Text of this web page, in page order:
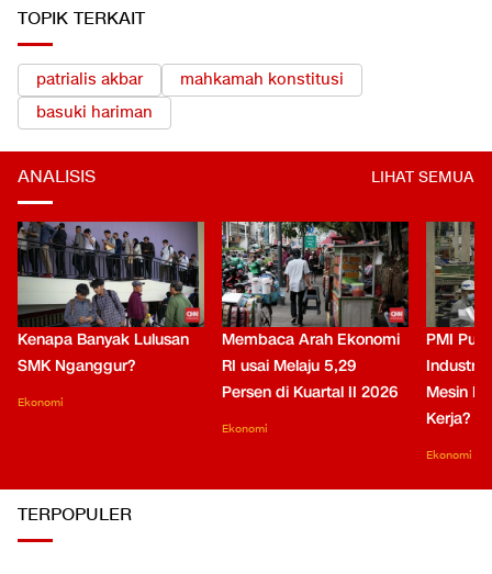
TOPIK TERKAIT
patrialis akbar
mahkamah konstitusi
basuki hariman
ANALISIS LIHAT SEMUA
Kenapa Banyak Lulusan
SMK Nganggur?
Ekonomi
Membaca Arah Ekonomi
RI usai Melaju 5,29
Persen di Kuartal II 2026
Ekonomi
PMI
Industri
Mesin
Kerja?
Ekonomi
TERPOPULER